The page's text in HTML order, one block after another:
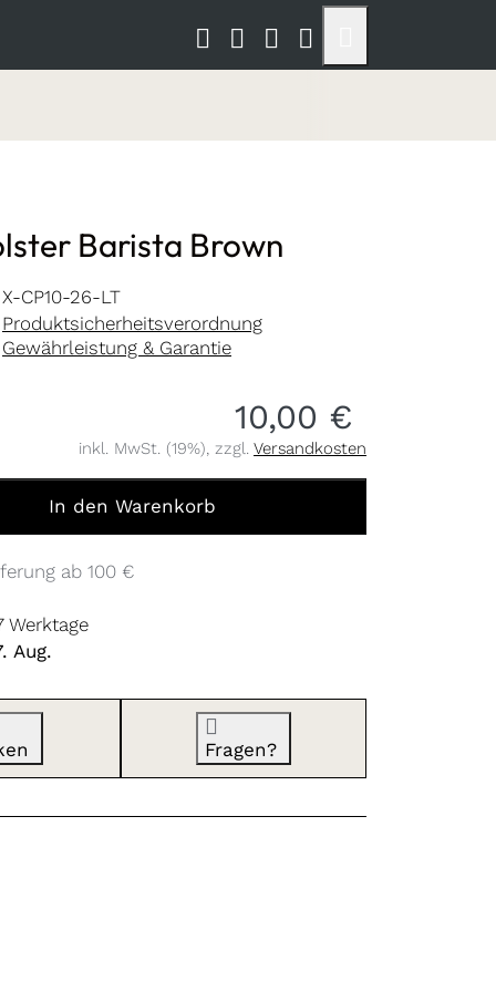
Barista Brown
X-CP10-26-LT
Produktsicherheitsverordnung
Gewährleistung & Garantie
10,00 €
inkl. MwSt. (19%), zzgl. Versandkosten
In den Warenkorb
ab 100 €
Werktage
Aug.
Fragen?